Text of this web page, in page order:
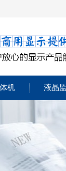
机 液晶